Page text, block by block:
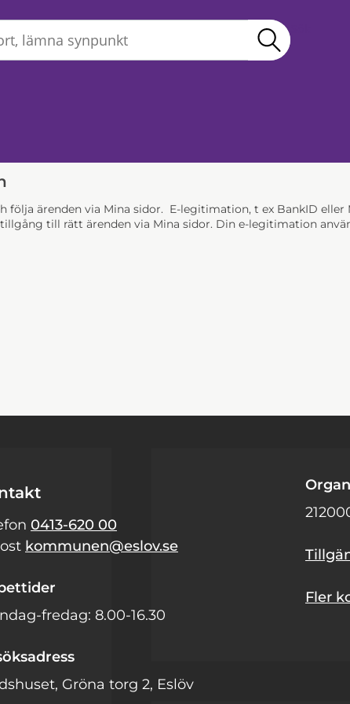
ärenden via Mina sidor. E-legitimation, t ex BankID
till rätt ärenden via Mina sidor. Din e-legitimation
0413-620 00
kommunen@eslov.se
fredag: 8.00-16.30
Gröna torg 2, Eslöv
Fler